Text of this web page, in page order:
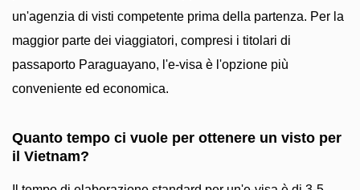
un'agenzia di visti competente prima della partenza. Per la
maggior parte dei viaggiatori, compresi i titolari di
passaporto Paraguayano, l'e-visa è l'opzione più
conveniente ed economica.
Quanto tempo ci vuole per ottenere un visto per
il Vietnam?